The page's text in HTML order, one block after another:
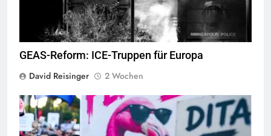
GEAS-Reform: ICE-Truppen für Europa
David Reisinger
2 Wochen
Flamingo revolucioni © Daniel Olivenbaum